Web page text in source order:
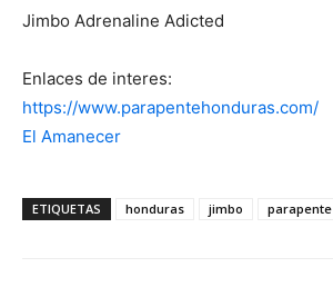
Jimbo Adrenaline Adicted
Enlaces de interes:
https://www.parapentehonduras.com/
El Amanecer
ETIQUETAS honduras jimbo parapente